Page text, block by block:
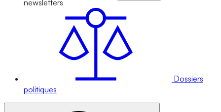
newsletters
Dossiers
politiques